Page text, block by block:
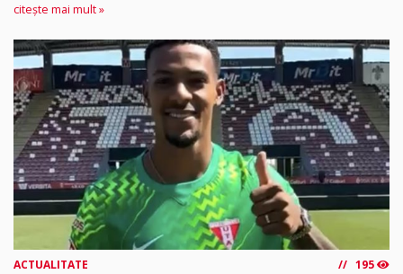
citește mai mult »
ACTUALITATE 195